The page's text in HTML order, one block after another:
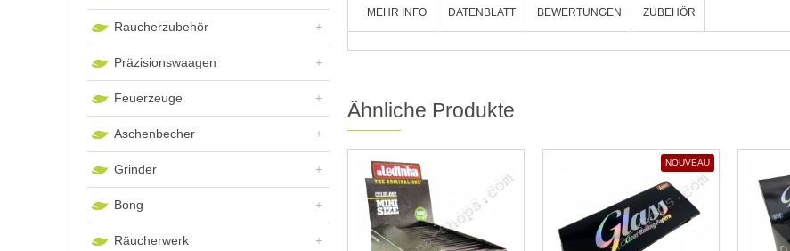
Raucherzubehör
Präzisionswaagen
Feuerzeuge
Aschenbecher
Grinder
Bong
Räucherwerk
MEHR INFO DATENBLATT BEWERTUNGEN ZUBEHÖR
Ähnliche Produkte
NOUVEAU